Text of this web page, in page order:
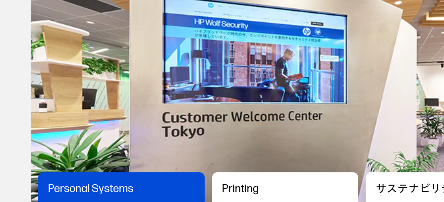
Personal Systems Printing サステナビリ